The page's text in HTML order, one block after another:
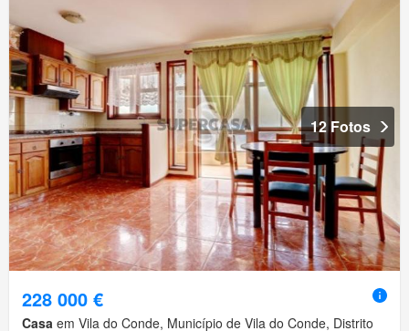
12 Fotos
228 000 €
Casa em Vila do Conde, Município de Vila do Conde, Distrito